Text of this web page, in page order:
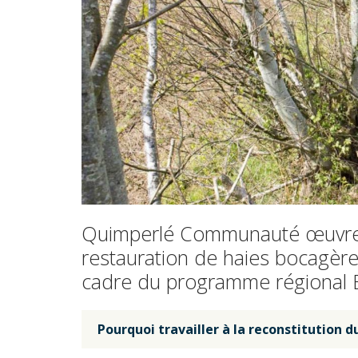
Quimperlé Communauté
restauration de haies
cadre du programme régional
Pourquoi travailler à la reconstitution